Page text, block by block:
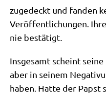
zuge­deckt und fan­den
Ver­öf­fent­li­chun­gen.
nie bestätigt.
Ins­ge­samt scheint
aber in sei­nem
haben. Hat­te der Papst